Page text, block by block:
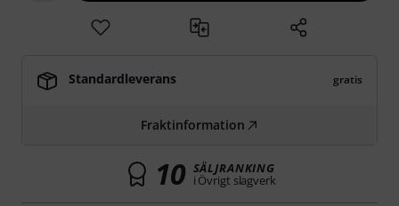
Standardleverans gratis
Fraktinformation
10 SÄLJRANKING
i Övrigt slagverk